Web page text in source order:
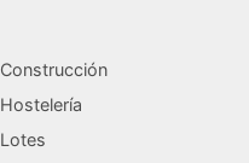
Construcción
Hostelería
Lotes